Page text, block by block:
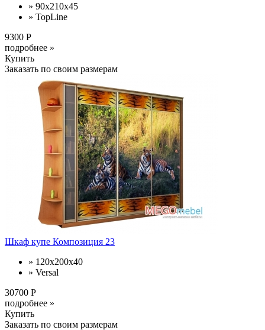
» 90x210x45
» TopLine
9300 Р
подробнее »
Купить
Заказать по своим размерам
Шкаф купе Композиция 23
» 120x200x40
» Versal
30700 Р
подробнее »
Купить
Заказать по своим размерам